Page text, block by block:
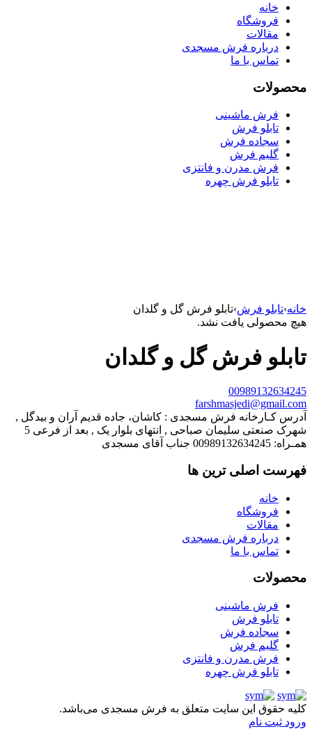
خانه
فروشگاه
مقالات
درباره فرش مسجدی
تماس با ما
محصولات
فرش ماشینی
تابلو فرش
سجاده فرش
گلیم فرش
فرش مدرن و فانتزی
تابلو فرش چهره
خانه›تابلو فرش›تابلو فرش گل و گلدان
هیچ محصولی یافت نشد.
تابلو فرش گل و گلدان
00989132634245
farshmasjedi@gmail.com
آدرس کـارخانه فرش مسجدی : کاشان، جاده قدیم آران و بیدگل ,
شهرک صنعتی سلیمان صباحی , انتهای بلوار یک , بعد از فرعی 5
همـراه: 00989132634245 جناب آقای مسجدی
فهرست اصلی ترین ها
خانه
فروشگاه
مقالات
درباره فرش مسجدی
تماس با ما
محصولات
فرش ماشینی
تابلو فرش
سجاده فرش
گلیم فرش
فرش مدرن و فانتزی
تابلو فرش چهره
کلیه حقوق این سایت متعلق به فرش مسجدی می‌باشد.
ورود ثبت نام